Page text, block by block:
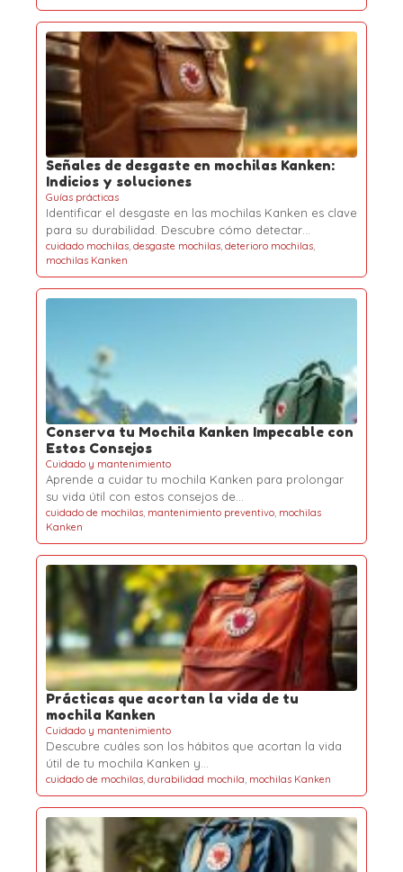
Señales de desgaste en mochilas Kanken:
Indicios y soluciones
Guías prácticas
Identificar el desgaste en las mochilas Kanken es clave
para su durabilidad. Descubre cómo detectar…
cuidado mochilas, desgaste mochilas, deterioro mochilas,
mochilas Kanken
Conserva tu Mochila Kanken Impecable con
Estos Consejos
Cuidado y mantenimiento
Aprende a cuidar tu mochila Kanken para prolongar
su vida útil con estos consejos de…
cuidado de mochilas, mantenimiento preventivo, mochilas
Kanken
Prácticas que acortan la vida de tu
mochila Kanken
Cuidado y mantenimiento
Descubre cuáles son los hábitos que acortan la vida
útil de tu mochila Kanken y…
cuidado de mochilas, durabilidad mochila, mochilas Kanken